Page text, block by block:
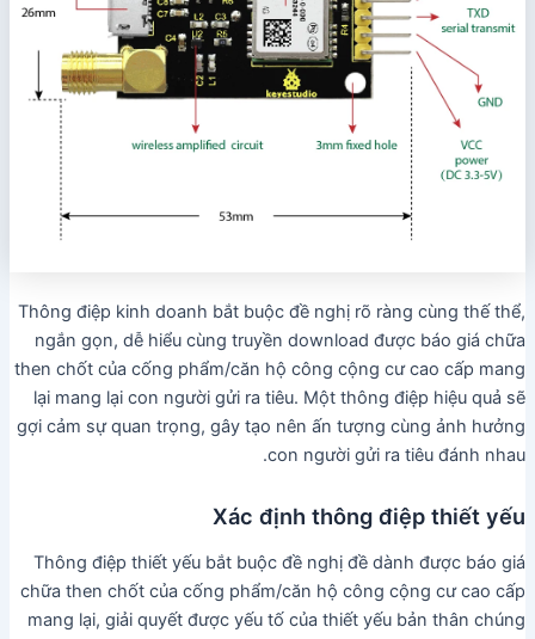
Thông điệp kinh doanh bắt buộc đề nghị rõ ràng cùng thế thể,
ngắn gọn, dễ hiểu cùng truyền download được báo giá chữa
then chốt của cống phẩm/căn hộ công cộng cư cao cấp mang
lại mang lại con người gửi ra tiêu. Một thông điệp hiệu quả sẽ
gợi cảm sự quan trọng, gây tạo nên ấn tượng cùng ảnh hưởng
con người gửi ra tiêu đánh nhau.
Xác định thông điệp thiết yếu
Thông điệp thiết yếu bắt buộc đề nghị đề dành được báo giá
chữa then chốt của cống phẩm/căn hộ công cộng cư cao cấp
mang lại, giải quyết được yếu tố của thiết yếu bản thân chúng